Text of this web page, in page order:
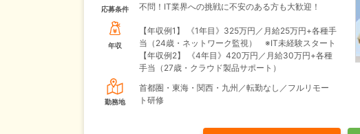
応募条件
不問！IT業界への挑戦に不安のある方も大歓迎！
年収
【年収例1】
《1年目》325万円／月給25万円+各種手
当（24歳・ネットワーク監視） ※IT未経験スタート
【年収例2】
《4年目》420万円／月給30万円+各種
手当（27歳・クラウド製品サポート）
勤務地
首都圏・東海・関西・九州／転勤なし／フルリモー
ト研修